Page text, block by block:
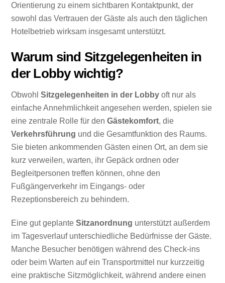
Orientierung zu einem sichtbaren Kontaktpunkt, der
sowohl das Vertrauen der Gäste als auch den täglichen
Hotelbetrieb wirksam insgesamt unterstützt.
Warum sind Sitzgelegenheiten in
der Lobby wichtig?
ObwohlSitzgelegenheiten in der Lobby oft nur als
einfache Annehmlichkeit angesehen werden, spielen sie
eine zentrale Rolle für denGästekomfort, die
Verkehrsführung und die Gesamtfunktion des Raums.
Sie bieten ankommenden Gästen einen Ort, an dem sie
kurz verweilen, warten, ihr Gepäck ordnen oder
Begleitpersonen treffen können, ohne den
Fußgängerverkehr im Eingangs- oder
Rezeptionsbereich zu behindern.
Eine gut geplanteSitzanordnung unterstützt außerdem
im Tagesverlauf unterschiedliche Bedürfnisse der Gäste.
Manche Besucher benötigen während des Check-ins
oder beim Warten auf ein Transportmittel nur kurzzeitig
eine praktische Sitzmöglichkeit, während andere einen